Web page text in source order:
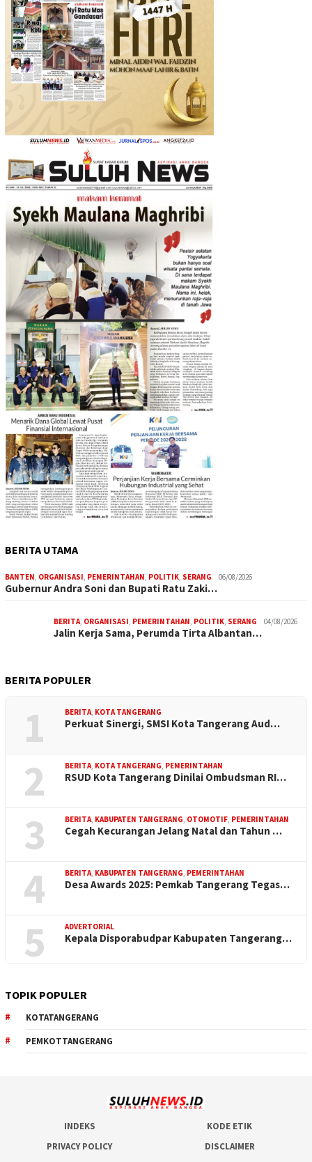
BERITA UTAMA
BANTEN ORGANISASI PEMERINTAHAN POLITIK SERANG 06/08/2026
Gubernur Andra Soni dan Bupati Ratu Zaki…
BERITA ORGANISASI PEMERINTAHAN POLITIK SERANG 04/08/2026
Jalin Kerja Sama, Perumda Tirta Albantan…
BERITA POPULER
1 BERITA KOTA TANGERANG
Perkuat Sinergi, SMSI Kota Tangerang Aud…
2 BERITA KOTA TANGERANG PEMERINTAHAN
RSUD Kota Tangerang Dinilai Ombudsman RI…
3 BERITA KABUPATEN TANGERANG OTOMOTIF PEMERINTAHAN
Cegah Kecurangan Jelang Natal dan Tahun …
4 BERITA KABUPATEN TANGERANG PEMERINTAHAN
Desa Awards 2025: Pemkab Tangerang Tegas…
5 ADVERTORIAL
Kepala Disporabudpar Kabupaten Tangerang…
TOPIK POPULER
KOTATANGERANG
PEMKOTTANGERANG
INDEKS
KODE ETIK
PRIVACY POLICY
DISCLAIMER